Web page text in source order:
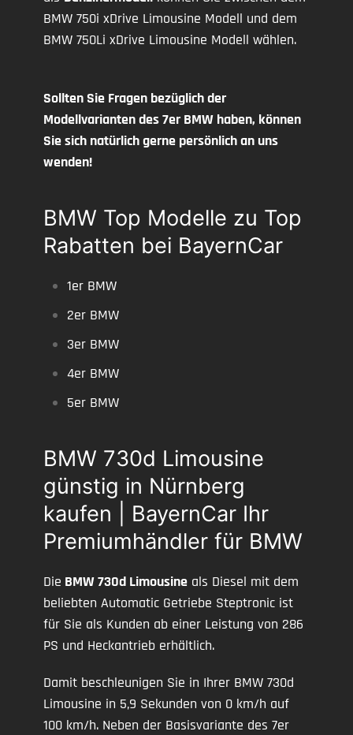
BMW 750i xDrive Limousine Modell und dem
BMW 750Li xDrive Limousine Modell wählen.
Sollten Sie Fragen bezüglich der
Modellvarianten des 7er BMW haben, können
Sie sich natürlich gerne persönlich an uns
wenden!
BMW Top Modelle zu Top
Rabatten bei BayernCar
1er BMW
2er BMW
3er BMW
4er BMW
5er BMW
BMW 730d Limousine
günstig in Nürnberg
kaufen | BayernCar Ihr
Premiumhändler für BMW
Die BMW 730d Limousine als Diesel mit dem
beliebten Automatic Getriebe Steptronic ist
für Sie als Kunden ab einer Leistung von 286
PS und Heckantrieb erhältlich.
Damit beschleunigen Sie in Ihrer BMW 730d
Limousine in 5,9 Sekunden von 0 km/h auf
100 km/h. Neben der Basisvariante des 7er